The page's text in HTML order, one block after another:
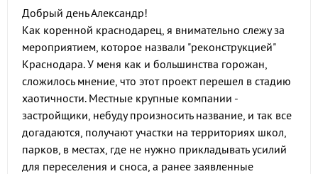
Добрый день Александр!
Как коренной краснодарец, я внимательно слежу за
мероприятием, которое назвали "реконструкцией"
Краснодара. У меня как и большинства горожан,
сложилось мнение, что этот проект перешел в стадию
хаотичности. Местные крупные компании -
застройщики, небуду произносить название, и так все
догадаются, получают участки на территориях школ,
парков, в местах, где не нужно прикладывать усилий
для переселения и сноса, а ранее заявленные